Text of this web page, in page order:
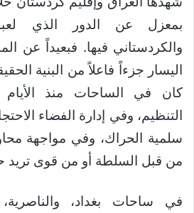
بمعزل عن الدور الذي
والكردستاني فيها. فبعيداً عن
اليسار جزءاً فاعلاً من البنية
كان في الساحات منذ
التنظيم، وفي إدارة الفضاء
سلمية الحراك، وفي مواجهة
من قبل السلطة أو من قوى تريد
في ساحات بغداد،